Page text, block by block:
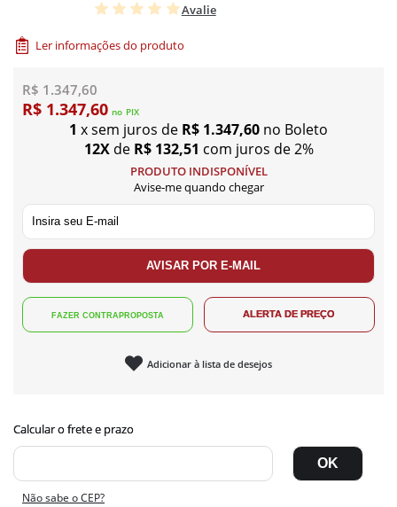
Avalie
Ler informações do produto
R$ 1.347,60
R$ 1.347,60 no PIX
1 x sem juros de R$ 1.347,60 no Boleto
12Xde R$ 132,51 com juros de 2%
PRODUTO INDISPONÍVEL
Avise-me quando chegar
Adicionar à lista de desejos
Não sabe o CEP?